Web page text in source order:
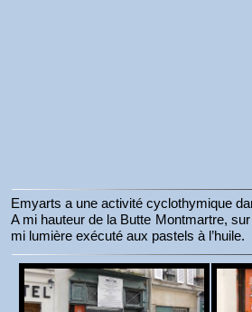
Emyarts a une activité cyclothymique
A mi hauteur de la Butte Montmartre,
mi lumière exécuté aux pastels à l’huile.